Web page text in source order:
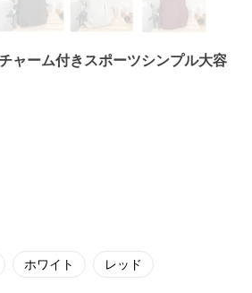
ャーム付きスポーツシンプル大容
ホワイト レッド